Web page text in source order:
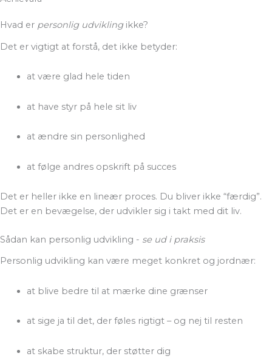
Hvad er personlig udviklingikke?
Det er vigtigt at forstå, det ikke betyder:
at være glad hele tiden
at have styr på hele sit liv
at ændre sin personlighed
at følge andres opskrift på succes
Det er heller ikke en lineær proces. Du bliver ikke “færdig”.
Det er en bevægelse, der udvikler sig i takt med dit liv.
Sådan kan personlig udvikling - se ud i praksis
Personlig udvikling kan være meget konkret og jordnær:
at blive bedre til at mærke dine grænser
at sige ja til det, der føles rigtigt – og nej til resten
at skabe struktur, der støtter dig